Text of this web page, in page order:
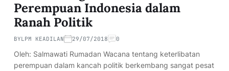
Perempuan Indonesia dalam
Ranah Politik
BYLPM KEADILAN 29/07/2018 0
Oleh: Salmawati Rumadan Wacana tentang keterlibatan
perempuan dalam kancah politik berkembang sangat pesat